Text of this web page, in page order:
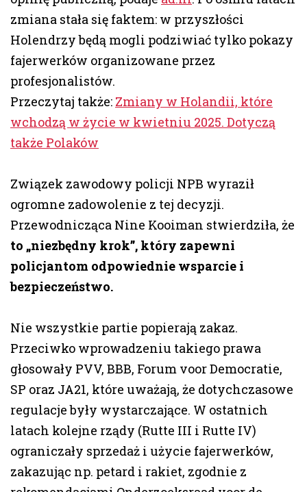
zmiana stała się faktem: w przyszłości
Holendrzy będą mogli podziwiać tylko pokazy
fajerwerków organizowane przez
profesjonalistów.
Przeczytaj także: Zmiany w Holandii, które
wchodzą w życie w kwietniu 2025. Dotyczą
także Polaków
Związek zawodowy policji NPB wyraził
ogromne zadowolenie z tej decyzji.
Przewodnicząca Nine Kooiman stwierdziła, że
to „niezbędny krok”, który zapewni
policjantom odpowiednie wsparcie i
bezpieczeństwo.
Nie wszystkie partie popierają zakaz.
Przeciwko wprowadzeniu takiego prawa
głosowały PVV, BBB, Forum voor Democratie,
SP oraz JA21, które uważają, że dotychczasowe
regulacje były wystarczające. W ostatnich
latach kolejne rządy (Rutte III i Rutte IV)
ograniczały sprzedaż i użycie fajerwerków,
zakazując np. petard i rakiet, zgodnie z